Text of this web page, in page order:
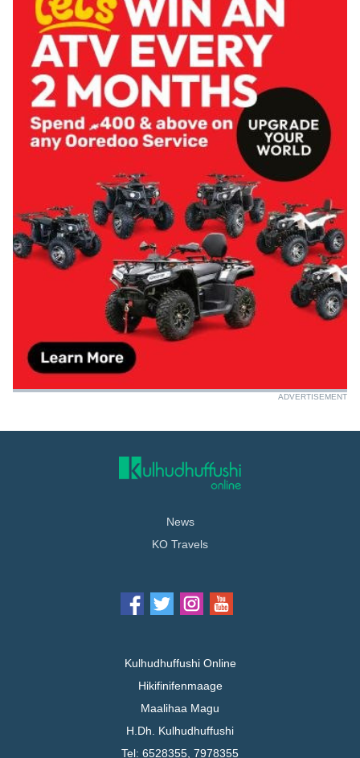
ADVERTISEMENT
News
KO Travels
Kulhudhuffushi Online
Hikifinifenmaage
Maalihaa Magu
H.Dh. Kulhudhuffushi
Tel: 6528355, 7978355